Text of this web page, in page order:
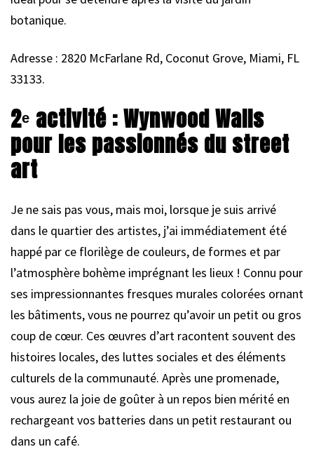
botanique.
Adresse : 2820 McFarlane Rd, Coconut Grove, Miami, FL
33133.
2ᵉ activité : Wynwood Walls
pour les passionnés du street
art
Je ne sais pas vous, mais moi, lorsque je suis arrivé
dans le quartier des artistes, j’ai immédiatement été
happé par ce florilège de couleurs, de formes et par
l’atmosphère bohème imprégnant les lieux ! Connu pour
ses impressionnantes fresques murales colorées ornant
les bâtiments, vous ne pourrez qu’avoir un petit ou gros
coup de cœur. Ces œuvres d’art racontent souvent des
histoires locales, des luttes sociales et des éléments
culturels de la communauté. Après une promenade,
vous aurez la joie de goûter à un repos bien mérité en
rechargeant vos batteries dans un petit restaurant ou
dans un café.